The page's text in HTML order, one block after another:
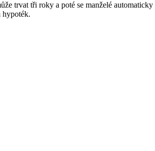
trvat tři roky a poté se manželé
hypoték.